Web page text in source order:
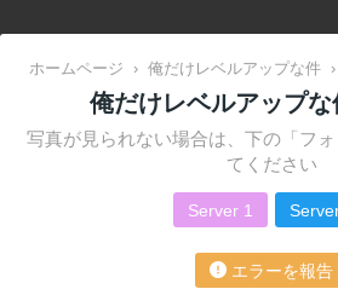
ホームページ › 俺だけレベルアップな件 ›
俺だけレベルアップな
写真が見られない場合は、下の「フ
てください
Server 1
エラーを報告